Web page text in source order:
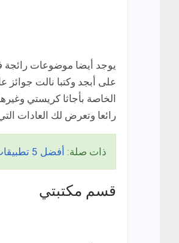
يوجد أيضا موضوعات رائجة
على أبجد وكتبا نالت جوائز
الخاصة بأجاثا كريستي
رائعا وتعرض لك العادات
ذات صلة: أفضل 5 تطبيقات لتعليم القراءة والكتابة للأطفال للاندرويد
قسم مكتبتي